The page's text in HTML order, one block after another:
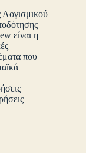
Λογισμικού
είναι η
που